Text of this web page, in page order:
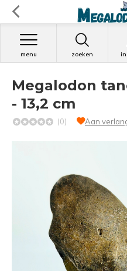
zoeken
menu
Megalodon
- 13,2 cm
(0) Aan